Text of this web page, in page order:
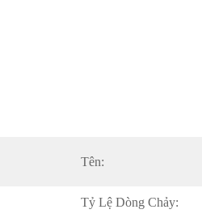
Tên:
Tỷ Lệ Dòng Chảy: